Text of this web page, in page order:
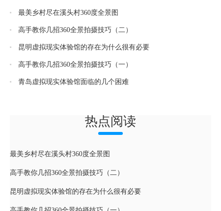
最美乡村尽在溪头村360度全景图
高手教你几招360全景拍摄技巧（二）
昆明虚拟现实体验馆的存在为什么很有必要
高手教你几招360全景拍摄技巧（一）
青岛虚拟现实体验馆面临的几个困难
热点阅读
最美乡村尽在溪头村360度全景图
高手教你几招360全景拍摄技巧（二）
昆明虚拟现实体验馆的存在为什么很有必要